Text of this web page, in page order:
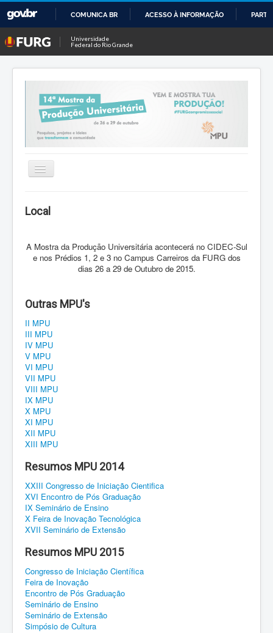
O
CONTEÚDO
COMUNICA BR ACESSO À INFORMAÇÃO
Universidade
Federal do Rio Grande
Alternar
Contato 14ª MPU
Eventos
Inscrições
Notícias
Público alvo
Programação
Local
A Mostra da Produção Universitária acontecerá no CIDEC-Sul
e nos Prédios 1, 2 e 3 no Campus Carreiros da FURG dos
dias 26 a 29 de Outubro de 2015.
Outras MPU's
II MPU
III MPU
IV MPU
V MPU
VI MPU
VII MPU
VIII MPU
IX MPU
X MPU
XI MPU
XII MPU
XIII MPU
Resumos MPU 2014
XXIII Congresso de Iniciação Cientifica
XVI Encontro de Pós Graduação
IX Seminário de Ensino
X Feira de Inovação Tecnológica
XVII Seminário de Extensão
Resumos MPU 2015
Congresso de Iniciação Científica
Feira de Inovação
Encontro de Pós Graduação
Seminário de Ensino
Seminário de Extensão
Simpósio de Cultura